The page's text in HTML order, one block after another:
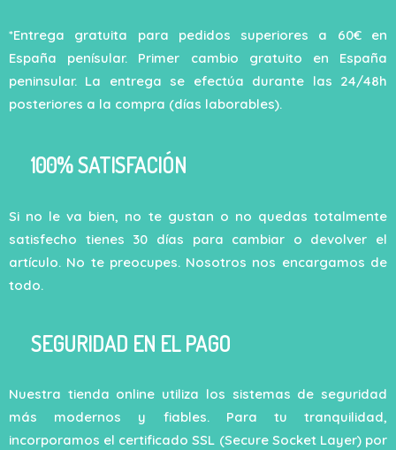
*Entrega gratuita para pedidos superiores a 60€ en
España penísular. Primer cambio gratuito en España
peninsular. La entrega se efectúa durante las 24/48h
posteriores a la compra (días laborables).
100% SATISFACIÓN
Si no le va bien, no te gustan o no quedas totalmente
satisfecho tienes 30 días para cambiar o devolver el
artículo. No te preocupes. Nosotros nos encargamos de
todo.
SEGURIDAD EN EL PAGO
Nuestra tienda online utiliza los sistemas de seguridad
más modernos y fiables. Para tu tranquilidad,
incorporamos el certificado SSL (Secure Socket Layer) por